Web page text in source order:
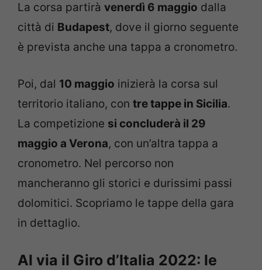
La corsa partirà venerdì 6 maggio dalla
città di Budapest, dove il giorno seguente
è prevista anche una tappa a cronometro.
Poi, dal 10 maggio inizierà la corsa sul
territorio italiano, con tre tappe in Sicilia.
La competizione si concluderà il 29
maggio a Verona, con un’altra tappa a
cronometro. Nel percorso non
mancheranno gli storici e durissimi passi
dolomitici. Scopriamo le tappe della gara
in dettaglio.
Al via il Giro d’Italia 2022: le